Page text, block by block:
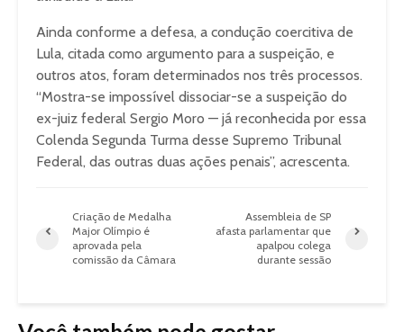
Ainda conforme a defesa, a condução coercitiva de
Lula, citada como argumento para a suspeição, e
outros atos, foram determinados nos três processos.
“Mostra-se impossível dissociar-se a suspeição do
ex-juiz federal Sergio Moro — já reconhecida por essa
Colenda Segunda Turma desse Supremo Tribunal
Federal, das outras duas ações penais”, acrescenta.
Criação de Medalha
Major Olímpio é
aprovada pela
comissão da Câmara
Assembleia de SP
afasta parlamentar que
apalpou colega
durante sessão